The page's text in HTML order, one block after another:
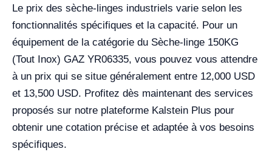
Le prix des sèche-linges industriels varie selon les
fonctionnalités spécifiques et la capacité. Pour un
équipement de la catégorie du Sèche-linge 150KG
(Tout Inox) GAZ YR06335, vous pouvez vous attendre
à un prix qui se situe généralement entre 12,000 USD
et 13,500 USD. Profitez dès maintenant des services
proposés sur notre plateforme Kalstein Plus pour
obtenir une cotation précise et adaptée à vos besoins
spécifiques.